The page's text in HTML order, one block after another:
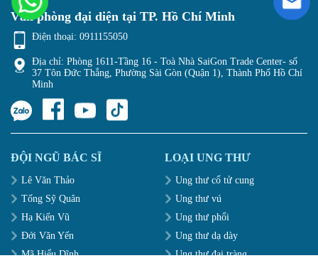
Văn phòng đại diện tại TP. Hồ Chí Minh
Điện thoại: 0911155050
Địa chỉ: Phòng 1611-Tầng 16 - Toà Nhà SaiGon Trade Center- số
37 Tôn Đức Thắng, Phường Sài Gòn (Quận 1), Thành Phố Hồ Chí
Minh
ĐỘI NGŨ BÁC SĨ
Lê Văn Thảo
Tống Sỹ Quân
Hạ Kiến Vũ
Đới Văn Yến
Mã Hiểu Dĩnh
LOẠI UNG THƯ
Ung thư cổ tử cung
Ung thư vú
Ung thư phổi
Ung thư dạ dày
Ung thư đại tràng